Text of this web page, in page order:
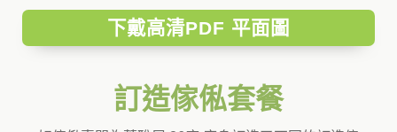
下戴高清PDF 平面圖
訂造傢俬套餐